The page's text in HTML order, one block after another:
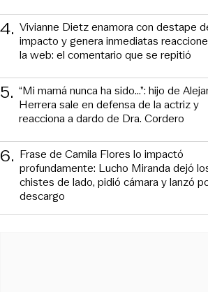
4. Vivianne Dietz enamora con destape
impacto y genera inmediatas
la web: el comentario que se repitió
5. “Mi mamá nunca ha sido...”: hijo de
Herrera sale en defensa de la actriz y
reacciona a dardo de Dra. Cordero
6. Frase de Camila Flores lo impactó
profundamente: Lucho Miranda dejó
chistes de lado, pidió cámara y lanzó
descargo